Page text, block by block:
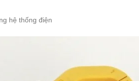
hệ thống điện